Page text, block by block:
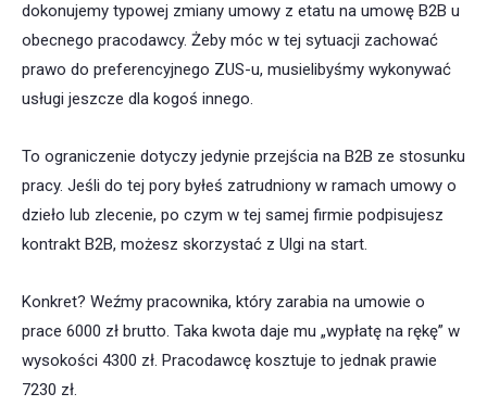
dokonujemy typowej zmiany umowy z etatu na umowę B2B u
obecnego pracodawcy. Żeby móc w tej sytuacji zachować
prawo do preferencyjnego ZUS-u, musielibyśmy wykonywać
usługi jeszcze dla kogoś innego.
To ograniczenie dotyczy jedynie przejścia na B2B ze stosunku
pracy. Jeśli do tej pory byłeś zatrudniony w ramach umowy o
dzieło lub zlecenie, po czym w tej samej firmie podpisujesz
kontrakt B2B, możesz skorzystać z Ulgi na start.
Konkret? Weźmy pracownika, który zarabia na umowie o
prace 6000 zł brutto. Taka kwota daje mu „wypłatę na rękę” w
wysokości 4300 zł. Pracodawcę kosztuje to jednak prawie
7230 zł.